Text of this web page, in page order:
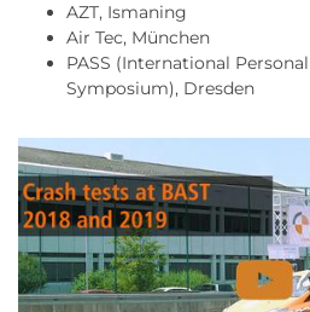
AZT, Ismaning
Air Tec, München
PASS (International
Symposium), Dresden